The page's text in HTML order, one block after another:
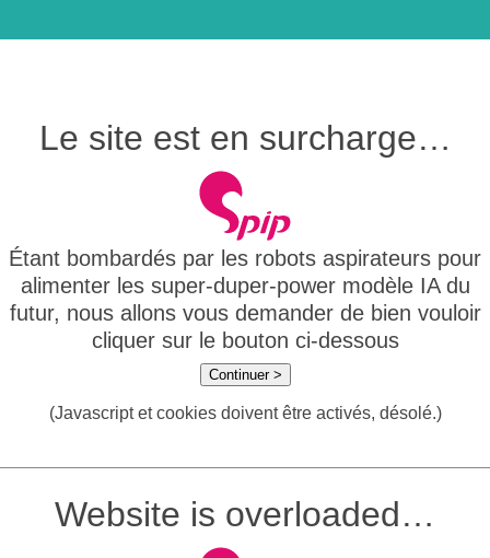
Le site est en surcharge…
Étant bombardés par les robots aspirateurs pour
alimenter les super-duper-power modèle IA du
futur, nous allons vous demander de bien vouloir
cliquer sur le bouton ci-dessous
Continuer >
(Javascript et cookies doivent être activés, désolé.)
Website is overloaded…